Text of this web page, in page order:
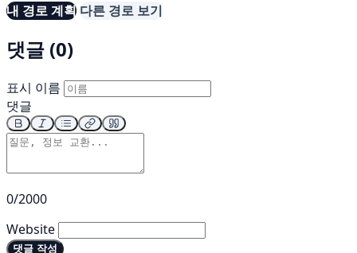
내 경로 계획 다른 경로 보기
댓글 (0)
표시 이름
댓글
0/2000
Website
댓글 작성